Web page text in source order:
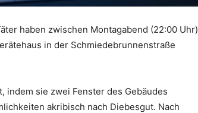
haben zwischen Montagabend (22:00 Uhr)
in der Schmiedebrunnenstraße
indem sie zwei Fenster des Gebäudes
akribisch nach Diebesgut. Nach